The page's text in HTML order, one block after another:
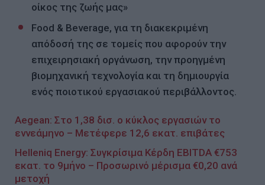
οίκος της ζωής μας»
Food & Beverage, για τη διακεκριμένη
απόδοσή της σε τομείς που αφορούν την
επιχειρησιακή οργάνωση, την προηγμένη
βιομηχανική τεχνολογία και τη δημιουργία
ενός ποιοτικού εργασιακού περιβάλλοντος.
Aegean: Στo 1,38 δισ. ο κύκλος εργασιών το
εννεάμηνο – Μετέφερε 12,6 εκατ. επιβάτες
Helleniq Energy: Συγκρίσιμα Κέρδη EBITDA €753
εκατ. το 9μήνο – Προσωρινό μέρισμα €0,20 ανά
μετοχή